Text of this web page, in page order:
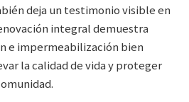
deja un testimonio visible en
integral demuestra
e impermeabilización bien
la calidad de vida y proteger